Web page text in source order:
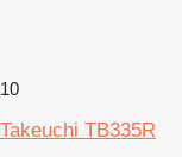
10
Takeuchi TB335R